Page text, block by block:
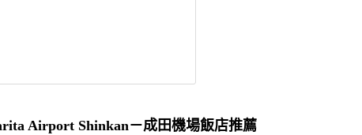
Airport Shinkan－成田機場飯店推薦